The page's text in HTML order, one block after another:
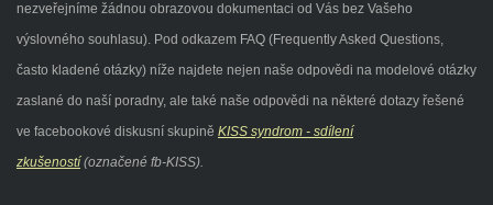
nezveřejníme žádnou obrazovou dokumentaci od Vás bez Vašeho
výslovného souhlasu). Pod odkazem FAQ (Frequently Asked Questions,
často kladené otázky) níže najdete nejen naše odpovědi na modelové otázky
zaslané do naší poradny, ale také naše odpovědi na některé dotazy řešené
ve facebookové diskusní skupině KISS syndrom - sdílení
zkušeností(označené fb-KISS).